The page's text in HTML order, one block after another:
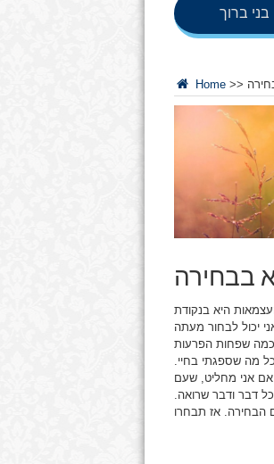
בני ברוך
Home >>
בבחירה
היא בנקודת
יכול לבחור מעתה
כמה שפחות הפרעות
מה שספגתי בחיי.
אני מחליט, שעם
דבר ודבר שרואה.